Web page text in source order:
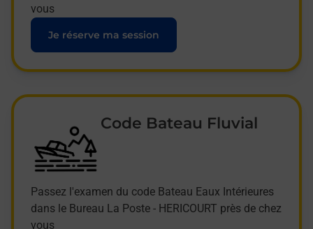
vous
Je réserve ma session
Code Bateau Fluvial
Passez l'examen du code Bateau Eaux Intérieures
dans le Bureau La Poste - HERICOURT près de chez
vous